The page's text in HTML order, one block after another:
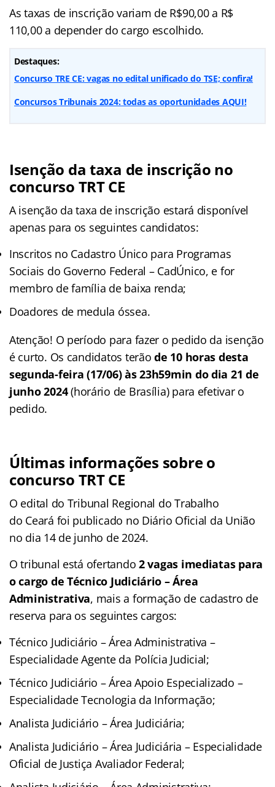
As taxas de inscrição variam de R$90,00 a R$
110,00 a depender do cargo escolhido.
Destaques:
Concurso TRE CE: vagas no edital unificado do TSE; confira!
Concursos Tribunais 2024: todas as oportunidades AQUI!
Isenção da taxa de inscrição no
concurso TRT CE
A isenção da taxa de inscrição estará disponível
apenas para os seguintes candidatos:
Inscritos no Cadastro Único para Programas
Sociais do Governo Federal – CadÚnico, e for
membro de família de baixa renda;
Doadores de medula óssea.
Atenção! O período para fazer o pedido da isenção
é curto. Os candidatos terãode 10 horas desta
segunda-feira (17/06) às 23h59min do dia 21 de
junho 2024(horário de Brasília) para efetivar o
pedido.
Últimas informações sobre o
concurso TRT CE
O edital do Tribunal Regional do Trabalho
do Ceará foi publicado no Diário Oficial da União
no dia 14 de junho de 2024.
O tribunal está ofertando 2 vagas imediatas para
o cargo de Técnico Judiciário – Área
Administrativa, mais a formação de cadastro de
reserva para os seguintes cargos:
Técnico Judiciário – Área Administrativa –
Especialidade Agente da Polícia Judicial;
Técnico Judiciário – Área Apoio Especializado –
Especialidade Tecnologia da Informação;
Analista Judiciário – Área Judiciária;
Analista Judiciário – Área Judiciária – Especialidade
Oficial de Justiça Avaliador Federal;